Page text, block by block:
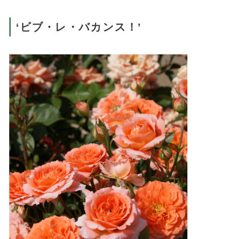
‘ビブ・レ・バカンス！’